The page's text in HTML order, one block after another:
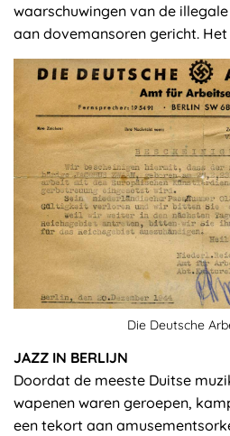
waarschuwingen van de
aan dovemansoren gericht.
Die Deutsche
JAZZ IN BERLIJN
Doordat de meeste Duitse
wapenen waren geroepen,
een tekort aan